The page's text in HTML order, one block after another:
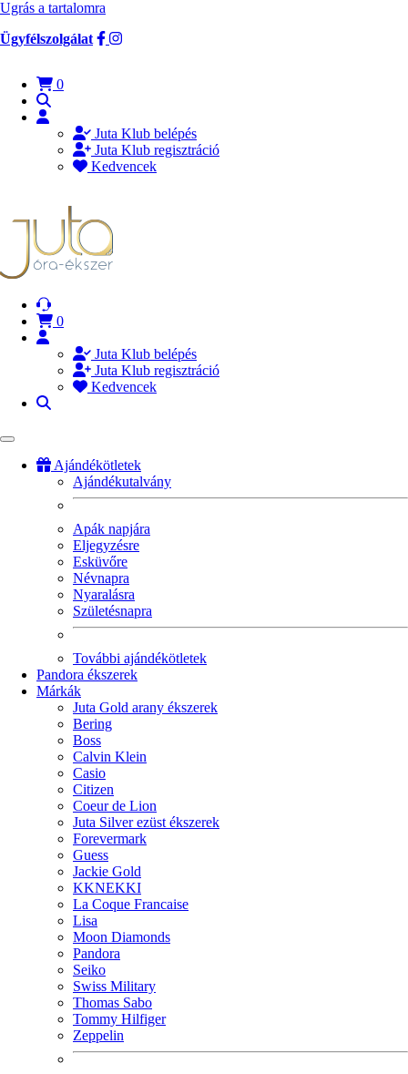
Ugrás a tartalomra
Ügyfélszolgálat
0
Juta Klub belépés
Juta Klub regisztráció
Kedvencek
0
Juta Klub belépés
Juta Klub regisztráció
Kedvencek
Ajándékötletek
Ajándékutalvány
Apák napjára
Eljegyzésre
Esküvőre
Névnapra
Nyaralásra
Születésnapra
További ajándékötletek
Pandora ékszerek
Márkák
Juta Gold arany ékszerek
Bering
Boss
Calvin Klein
Casio
Citizen
Coeur de Lion
Juta Silver ezüst ékszerek
Forevermark
Guess
Jackie Gold
KKNEKKI
La Coque Francaise
Lisa
Moon Diamonds
Pandora
Seiko
Swiss Military
Thomas Sabo
Tommy Hilfiger
Zeppelin